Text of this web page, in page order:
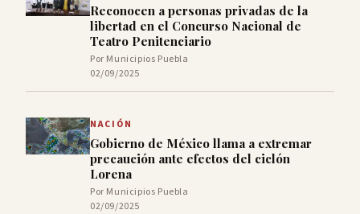
Reconocen a personas privadas de la
libertad en el Concurso Nacional de
Teatro Penitenciario
Por Municipios Puebla
02/09/2025
NACIÓN
Gobierno de México llama a extremar
precaución ante efectos del ciclón
Lorena
Por Municipios Puebla
02/09/2025